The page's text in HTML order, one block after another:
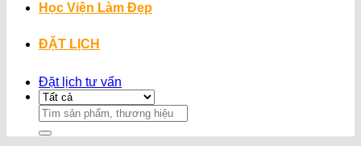
Học Viện Làm Đẹp
ĐẶT LỊCH
Đặt lịch tư vấn
Search
for: